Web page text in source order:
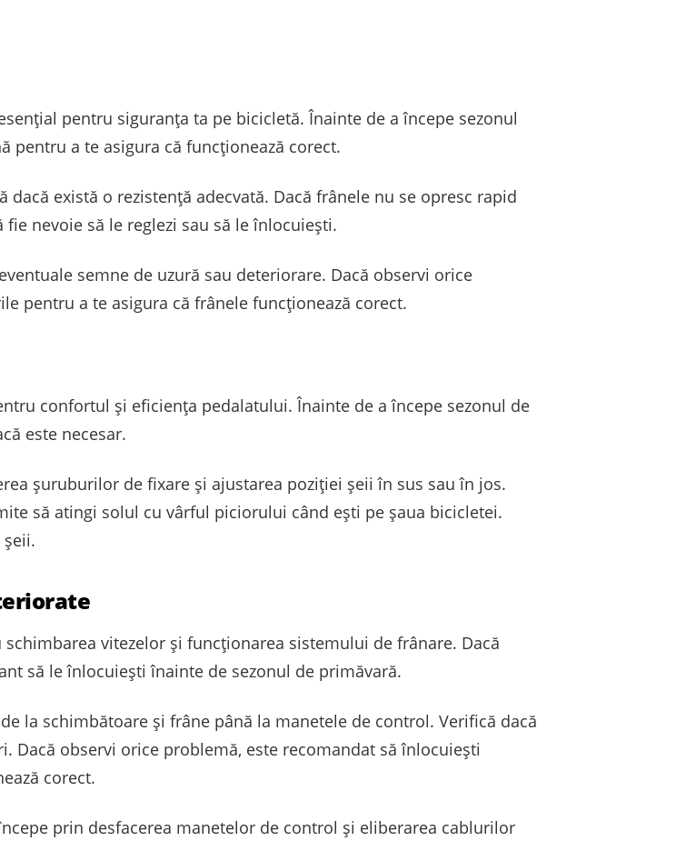
pentru siguranța ta pe bicicletă. Înainte de a începe sezonul
pentru a te asigura că funcționează corect.
există o rezistență adecvată. Dacă frânele nu se opresc rapid
nevoie să le reglezi sau să le înlocuiești.
semne de uzură sau deteriorare. Dacă observi orice
pentru a te asigura că frânele funcționează corect.
confortul și eficiența pedalatului. Înainte de a începe sezonul de
este necesar.
șuruburilor de fixare și ajustarea poziției șeii în sus sau în jos.
să atingi solul cu vârful piciorului când ești pe șaua bicicletei.
vitezelor și funcționarea sistemului de frânare. Dacă
să le înlocuiești înainte de sezonul de primăvară.
la schimbătoare și frâne până la manetele de control. Verifică dacă
Dacă observi orice problemă, este recomandat să înlocuiești
corect.
prin desfacerea manetelor de control și eliberarea cablurilor